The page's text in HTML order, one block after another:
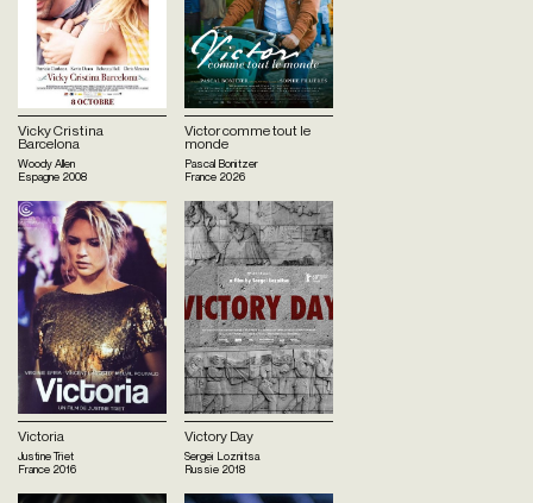
Vicky Cristina
Barcelona
Woody Allen
Espagne 2008
Victor comme tout le
monde
Pascal Bonitzer
France 2026
Victoria
Justine Triet
France 2016
Victory Day
Sergei Loznitsa
Russie 2018